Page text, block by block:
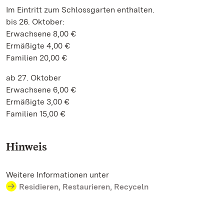
Im Eintritt zum Schlossgarten enthalten.
bis 26. Oktober:
Erwachsene 8,00 €
Ermäßigte 4,00 €
Familien 20,00 €
ab 27. Oktober
Erwachsene 6,00 €
Ermäßigte 3,00 €
Familien 15,00 €
Hinweis
Weitere Informationen unter
Residieren, Restaurieren, Recyceln